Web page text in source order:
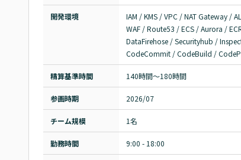
開発環境
IAM / KMS / VPC / NAT Gateway /
WAF / Route53 / ECS / Aurora /
DataFirehose / Securityhub /
CodeCommit / CodeBuild /
精算基準時間 140時間〜180時間
参画時期 2026/07
チーム規模 1名
勤務時間 9:00 - 18:00